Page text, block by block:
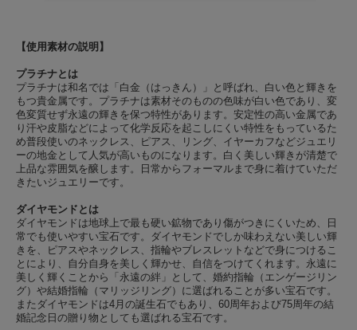
【使用素材の説明】
プラチナとは
プラチナは和名では「白金（はっきん）」と呼ばれ、白い色と輝きを
もつ貴金属です。プラチナは素材そのものの色味が白い色であり、変
色変質せず永遠の輝きを保つ特性があります。安定性の高い金属であ
り汗や皮脂などによって化学反応を起こしにくい特性をもっているた
め普段使いのネックレス、ピアス、リング、イヤーカフなどジュエリ
ーの地金として人気が高いものになります。白く美しい輝きが清楚で
上品な雰囲気を醸します。日常からフォーマルまで身に着けていただ
きたいジュエリーです。
ダイヤモンドとは
ダイヤモンドは地球上で最も硬い鉱物であり傷がつきにくいため、日
常でも使いやすい宝石です。ダイヤモンドでしか味わえない美しい輝
きを、ピアスやネックレス、指輪やブレスレットなどで身につけるこ
とにより、自分自身を美しく輝かせ、自信をつけてくれます。永遠に
美しく輝くことから「永遠の絆」として、婚約指輪（エンゲージリン
グ）や結婚指輪（マリッジリング）に選ばれることが多い宝石です。
またダイヤモンドは4月の誕生石でもあり、60周年および75周年の結
婚記念日の贈り物としても選ばれる宝石です。